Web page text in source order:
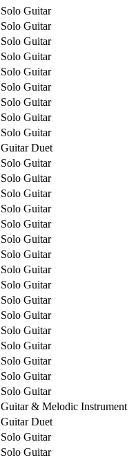
Solo Guitar
Solo Guitar
Solo Guitar
Solo Guitar
Solo Guitar
Solo Guitar
Solo Guitar
Solo Guitar
Solo Guitar
Guitar Duet
Solo Guitar
Solo Guitar
Solo Guitar
Solo Guitar
Solo Guitar
Solo Guitar
Solo Guitar
Solo Guitar
Solo Guitar
Solo Guitar
Solo Guitar
Solo Guitar
Solo Guitar
Solo Guitar
Solo Guitar
Solo Guitar
Guitar & Melodic Instrument
Guitar Duet
Solo Guitar
Solo Guitar